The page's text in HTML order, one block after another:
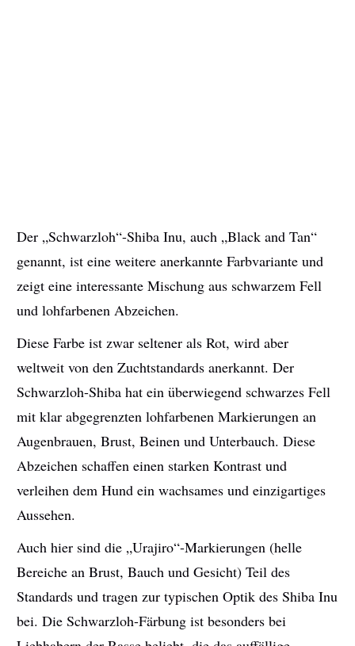
Der „Schwarzloh“-Shiba Inu, auch „Black and Tan“
genannt, ist eine weitere anerkannte Farbvariante und
zeigt eine interessante Mischung aus schwarzem Fell
und lohfarbenen Abzeichen.
Diese Farbe ist zwar seltener als Rot, wird aber
weltweit von den Zuchtstandards anerkannt. Der
Schwarzloh-Shiba hat ein überwiegend schwarzes Fell
mit klar abgegrenzten lohfarbenen Markierungen an
Augenbrauen, Brust, Beinen und Unterbauch. Diese
Abzeichen schaffen einen starken Kontrast und
verleihen dem Hund ein wachsames und einzigartiges
Aussehen.
Auch hier sind die „Urajiro“-Markierungen (helle
Bereiche an Brust, Bauch und Gesicht) Teil des
Standards und tragen zur typischen Optik des Shiba Inu
bei. Die Schwarzloh-Färbung ist besonders bei